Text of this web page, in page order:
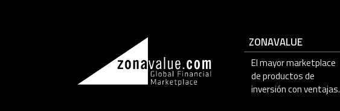
ZONAVALUE
El mayor marketplace
de productos de
inversión con ventajas.